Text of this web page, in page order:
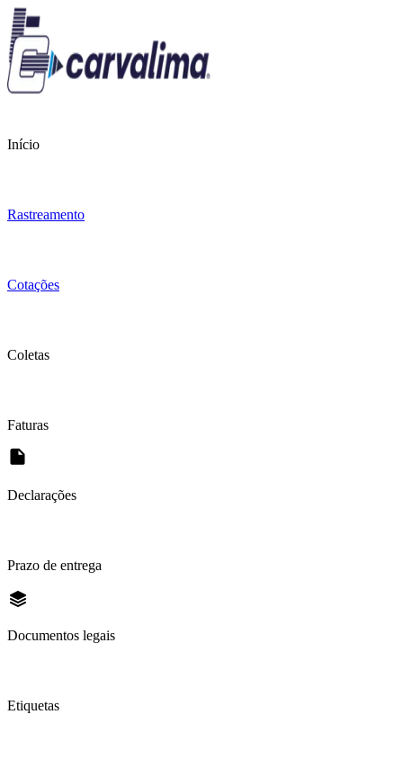
Início
Rastreamento
Cotações
Coletas
Faturas
Declarações
Prazo de entrega
Documentos legais
Etiquetas